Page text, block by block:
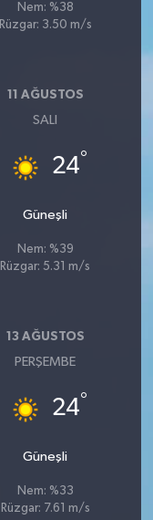
Nem: %38
Rüzgar: 3.50 m/s
11 AĞUSTOS
SALI
24°
Güneşli
Nem: %39
Rüzgar: 5.31 m/s
13 AĞUSTOS
PERŞEMBE
24°
Güneşli
Nem: %33
Rüzgar: 7.61 m/s